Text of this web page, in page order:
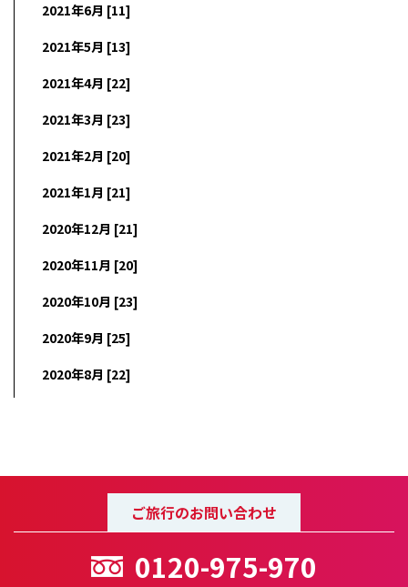
2021年6月 [11]
2021年5月 [13]
2021年4月 [22]
2021年3月 [23]
2021年2月 [20]
2021年1月 [21]
2020年12月 [21]
2020年11月 [20]
2020年10月 [23]
2020年9月 [25]
2020年8月 [22]
ご旅行のお問い合わせ
0120-975-970